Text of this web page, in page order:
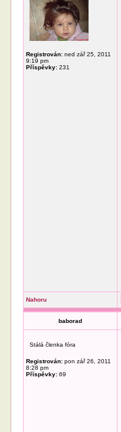
Registrován: ned zář 25, 2011
9:19 pm
Příspěvky: 231
Nahoru
baborad
Stálá členka fóra
Registrován: pon zář 26, 2011
8:28 pm
Příspěvky: 69